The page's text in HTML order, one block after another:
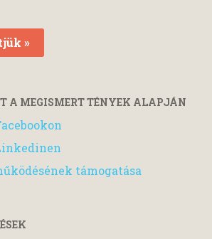
»
A MEGISMERT TÉNYEK ALAPJÁN
támogatása